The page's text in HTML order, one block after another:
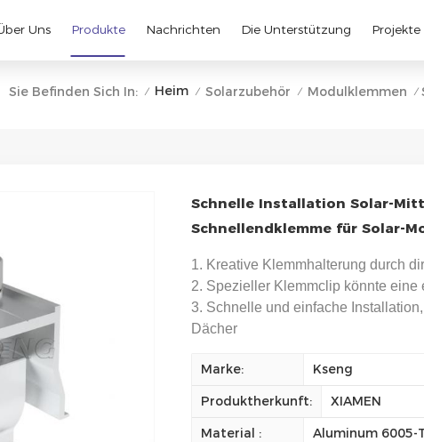
Uns Produkte Nachrichten Die Unterstützung Projekte
Sie Befinden Sich In: / Heim / Solarzubehör / Modulklemmen /
Schnelle Installation Solar-
Schnellendklemme für Solar-
1. Kreative Klemmhalterung durch
2. Spezieller Klemmclip könnte eine
3. Schnelle und einfache
Dächer
Marke:
Kseng
Produktherkunft:
XIAMEN
Material :
Aluminum 6005-